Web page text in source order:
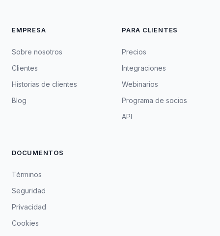
EMPRESA
Sobre nosotros
Clientes
Historias de clientes
Blog
PARA CLIENTES
Precios
Integraciones
Webinarios
Programa de socios
API
DOCUMENTOS
Términos
Seguridad
Privacidad
Cookies